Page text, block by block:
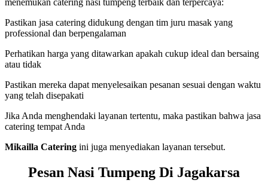
menemukan catering nasi tumpeng terbaik dan terpercaya:
Pastikan jasa catering didukung dengan tim juru masak yang
professional dan berpengalaman
Perhatikan harga yang ditawarkan apakah cukup ideal dan bersaing
atau tidak
Pastikan mereka dapat menyelesaikan pesanan sesuai dengan waktu
yang telah disepakati
Jika Anda menghendaki layanan tertentu, maka pastikan bahwa jasa
catering tempat Anda
Mikailla Catering ini juga menyediakan layanan tersebut.
Pesan Nasi Tumpeng Di Jagakarsa